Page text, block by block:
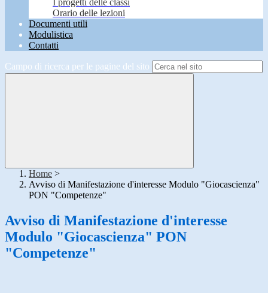
I progetti delle classi
Orario delle lezioni
Documenti utili
Modulistica
Contatti
Campo di ricerca per le pagine del sito
Home >
Avviso di Manifestazione d'interesse Modulo "Giocascienza"
PON "Competenze"
Avviso di Manifestazione d'interesse
Modulo "Giocascienza" PON
"Competenze"